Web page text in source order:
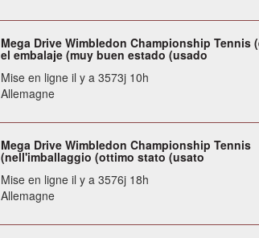
Mega Drive Wimbledon Championship Tennis
el embalaje (muy buen estado (usado
Mise en ligne il y a 3573j 10h
Allemagne
Mega Drive Wimbledon Championship Tennis
(nell'imballaggio (ottimo stato (usato
Mise en ligne il y a 3576j 18h
Allemagne